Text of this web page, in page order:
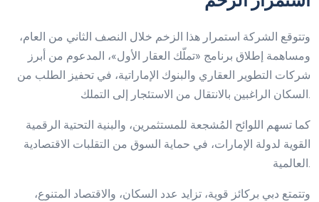
وتتوقع الشركة استمرار هذا الزخم خلال النصف الثاني من العام،
ومساهمة إطلاق برنامج «تملّك العقار الأول»، المدعوم من أبرز
شركات التطوير العقاري والبنوك الإماراتية، في تحفيز الطلب من
السكان الراغبين بالانتقال من الاستئجار إلى التملك.
كما تسهم اللوائح المُشجعة للمستثمرين، والبنية التحتية الرقمية
القوية لدولة الإمارات، في حماية السوق من التقلبات الاقتصادية
العالمية.
وتتمتع دبي بركائز قوية، تزايد عدد السكان، والاقتصاد المتنوع،